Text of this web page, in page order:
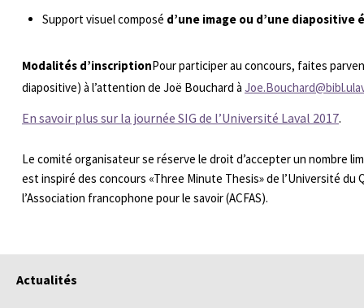
Support visuel composé d’une image ou d’une
Modalités d’inscriptionPour participer au concours, faites
diapositive) à l’attention de Joë Bouchard à
En savoir plus sur la journée SIG de l’Université Laval 2017.
Le comité organisateur se réserve le droit d’accepter un nombre
est inspiré des concours «Three Minute Thesis» de l’Université du
l’Association francophone pour le savoir (ACFAS).
Actualités